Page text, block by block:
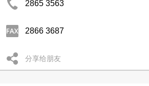
2865 3563
2866 3687
分享给朋友